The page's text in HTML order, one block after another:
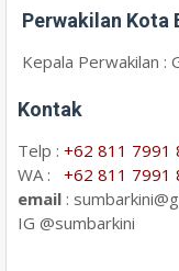
Perwakilan Kota
Kepala Perwakilan :
Kontak
Telp : +62 811 7991
WA : +62 811 7991
email :
IG @sumbarkini